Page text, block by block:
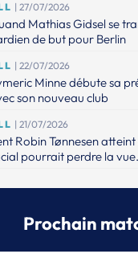
| 27/07/2026
Mathias Gidsel se
de but pour Berlin
| 22/07/2026
Minne débute sa
son nouveau club
| 21/07/2026
Robin Tønnesen
pourrait perdre la
et rentre en Suède
Prochain